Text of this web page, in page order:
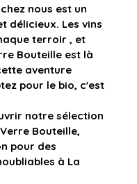
nous est un
délicieux. Les vins
terroir , et
Bouteille est là
aventure
pour le bio, c'est
notre sélection
Bouteille,
pour des
à La